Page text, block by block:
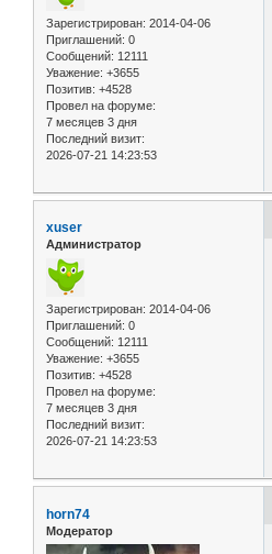
Зарегистрирован: 2014-04-06
Приглашений: 0
Сообщений: 12111
Уважение: +3655
Позитив: +4528
Провел на форуме:
7 месяцев 3 дня
Последний визит:
2026-07-21 14:23:53
xuser
Администратор
Зарегистрирован: 2014-04-06
Приглашений: 0
Сообщений: 12111
Уважение: +3655
Позитив: +4528
Провел на форуме:
7 месяцев 3 дня
Последний визит:
2026-07-21 14:23:53
horn74
Модератор